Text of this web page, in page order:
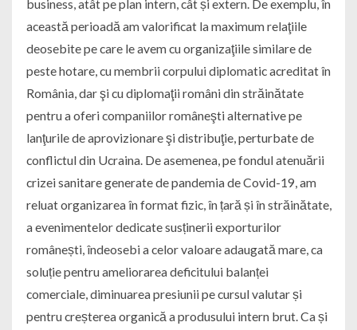
business, atât pe plan intern, cât și extern. De exemplu, în
această perioadă am valorificat la maximum relaţiile
deosebite pe care le avem cu organizaţiile similare de
peste hotare, cu membrii corpului diplomatic acreditat în
România, dar şi cu diplomaţii români din străinătate
pentru a oferi companiilor româneşti alternative pe
lanţurile de aprovizionare şi distribuţie, perturbate de
conflictul din Ucraina. De asemenea, pe fondul atenuării
crizei sanitare generate de pandemia de Covid-19, am
reluat organizarea în format fizic, în țară și în străinătate,
a evenimentelor dedicate susținerii exporturilor
românești, îndeosebi a celor valoare adaugată mare, ca
soluție pentru ameliorarea deficitului balanței
comerciale, diminuarea presiunii pe cursul valutar și
pentru creșterea organică a produsului intern brut. Ca și